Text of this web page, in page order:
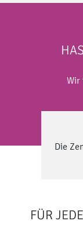
Wir
Die
FÜR